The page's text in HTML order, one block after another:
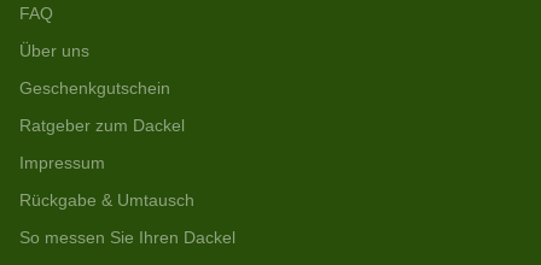
FAQ
Über uns
Geschenkgutschein
Ratgeber zum Dackel
Impressum
Rückgabe & Umtausch
So messen Sie Ihren Dackel